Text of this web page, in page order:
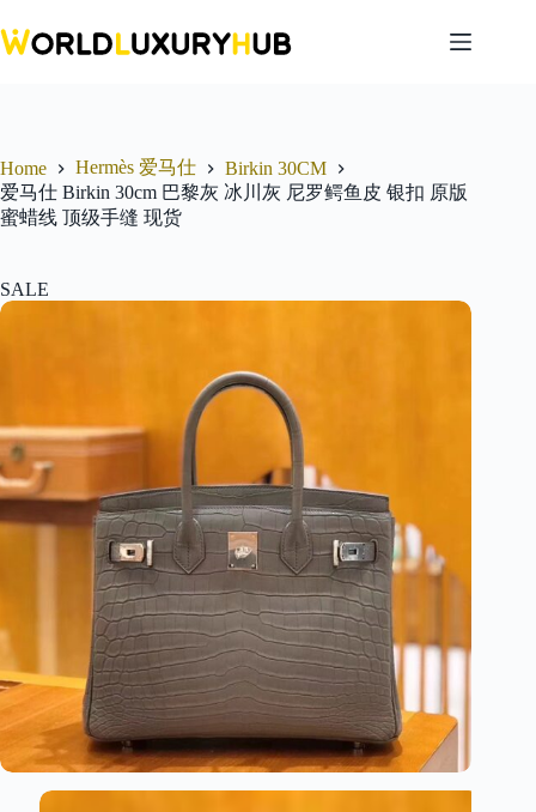
to
content
Home Hermès 爱马仕
Birkin 30CM
爱马仕 Birkin 30cm 巴黎灰 冰川灰 尼罗鳄鱼皮 银扣 原版
蜜蜡线 顶级手缝 现货
SALE